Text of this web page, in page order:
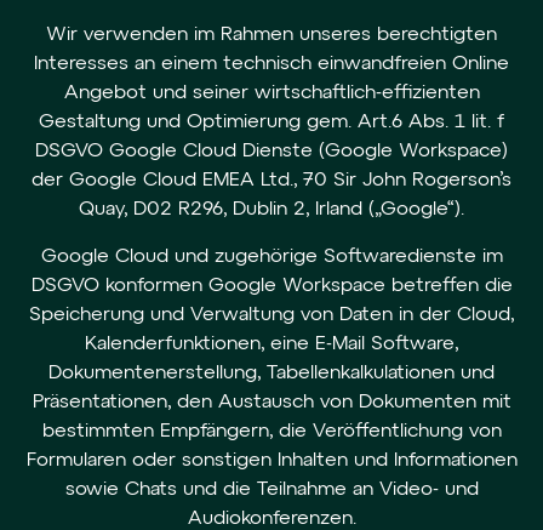
Wir verwenden im Rahmen unseres berechtigten
Interesses an einem technisch einwandfreien Online
Angebot und seiner wirtschaftlich-effizienten
Gestaltung und Optimierung gem. Art.6 Abs. 1 lit. f
DSGVO Google Cloud Dienste (Google Workspace)
der Google Cloud EMEA Ltd., 70 Sir John Rogerson’s
Quay, D02 R296, Dublin 2, Irland („Google“).
Google Cloud und zugehörige Softwaredienste im
DSGVO konformen Google Workspace betreffen die
Speicherung und Verwaltung von Daten in der Cloud,
Kalenderfunktionen, eine E-Mail Software,
Dokumentenerstellung, Tabellenkalkulationen und
Präsentationen, den Austausch von Dokumenten mit
bestimmten Empfängern, die Veröffentlichung von
Formularen oder sonstigen Inhalten und Informationen
sowie Chats und die Teilnahme an Video- und
Audiokonferenzen.